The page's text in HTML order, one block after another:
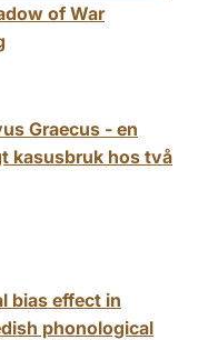
of War
Graecus - en
kasusbruk hos två
bias effect in
phonological